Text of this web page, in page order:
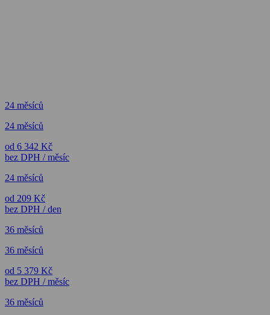
24 měsíců
24 měsíců
od 6 342 Kč
bez DPH / měsíc
24 měsíců
od 209 Kč
bez DPH / den
36 měsíců
36 měsíců
od 5 379 Kč
bez DPH / měsíc
36 měsíců